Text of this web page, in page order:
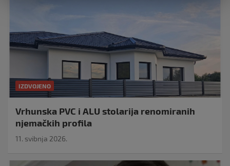
IZDVOJENO
Vrhunska PVC i ALU stolarija renomiranih
njemačkih profila
11. svibnja 2026.